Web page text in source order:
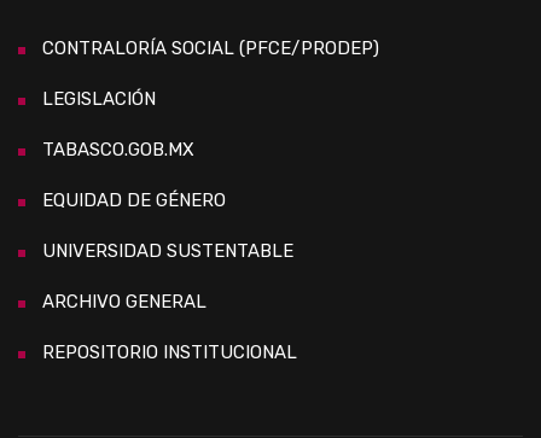
CONTRALORÍA SOCIAL (PFCE/PRODEP)
LEGISLACIÓN
TABASCO.GOB.MX
EQUIDAD DE GÉNERO
UNIVERSIDAD SUSTENTABLE
ARCHIVO GENERAL
REPOSITORIO INSTITUCIONAL